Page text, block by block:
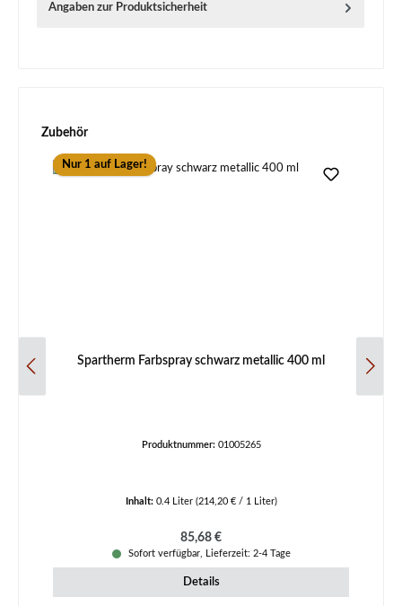
Angaben zur Produktsicherheit
Produktgalerie überspringen
Zubehör
Nur 1 auf Lager!
Spartherm Farbspray schwarz metallic 400 ml
Produktnummer: 01005265
Inhalt: 0.4 Liter (214,20 € / 1 Liter)
Regulärer Preis:
85,68 €
Sofort verfügbar, Lieferzeit: 2-4 Tage
Details